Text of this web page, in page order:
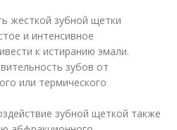
жесткой зубной щетки
и интенсивное
к истиранию эмали.
зубов от
или термического
зубной щеткой также